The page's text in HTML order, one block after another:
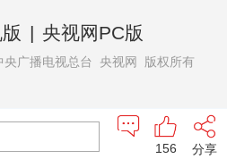
| 央视网PC版
央广播电视总台 央视网 版权所有
分享
156